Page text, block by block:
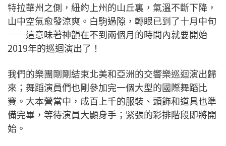
特拉華州之側，紐約上州的山丘裏，氣溫不斷下降，
山中空氣愈發涼爽。白駒過隙，轉眼已到了十月中旬
——這意味著神韻在不到兩個月的時間內就要開始
2019年的巡迴演出了！
我們的樂團剛剛結束北美和亞洲的交響樂巡迴演出歸
來；舞蹈演員們也剛參加完一個大型的國際舞蹈比
賽。大本營當中，成百上千的服裝、頭飾和道具也準
備完畢，等待演員大顯身手；緊張的彩排階段即將開
始。